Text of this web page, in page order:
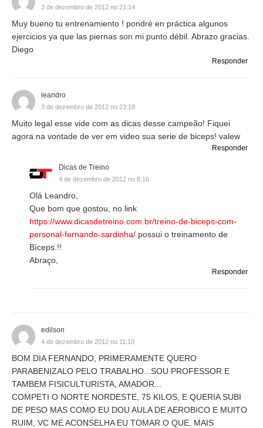
3 de dezembro de 2012 no 21:14
Muy bueno tu entrenamiento ! pondré en práctica algunos
ejercicios ya que las piernas son mi punto débil. Abrazo gracias.
Diego
Responder
leandro
3 de dezembro de 2012 no 23:18
Muito legal esse vide com as dicas desse campeão! Fiquei
agora na vontade de ver em video sua serie de biceps! valew
Responder
Dicas de Treino
4 de dezembro de 2012 no 8:16
Olá Leandro,
Que bom que gostou, no link
https://www.dicasdetreino.com.br/treino-de-biceps-com-
personal-fernando-sardinha/ possui o treinamento de
Bíceps.!!
Abraço,
Responder
edilson
4 de dezembro de 2012 no 11:10
BOM DIA FERNANDO, PRIMERAMENTE QUERO
PARABENIZALO PELO TRABALHO...SOU PROFESSOR E
TAMBEM FISICULTURISTA, AMADOR...
COMPETI O NORTE NORDESTE, 75 KILOS, E QUERIA SUBI
DE PESO MAS COMO EU DOU AULA DE AEROBICO E MUITO
RUIM, VC ME ACONSELHA EU TOMAR O QUE, MAIS